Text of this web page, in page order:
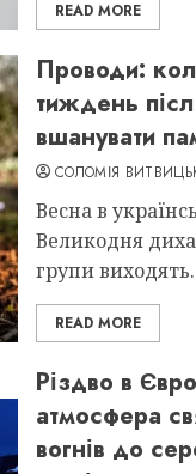
READ MORE
Проводи:
тиждень
вшанувати
СОЛОМІЯ
Весна в
Великодня
групи
READ MORE
Різдво в
атмосфера
вогнів до